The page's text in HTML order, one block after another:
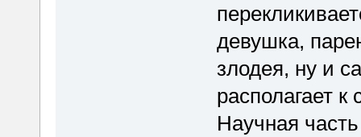
девушка,
злодея, ну и
располагает
Научная